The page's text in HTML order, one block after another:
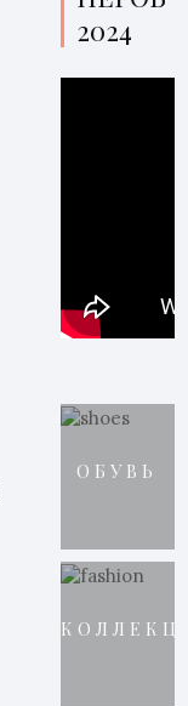
2024
ОБУВЬ